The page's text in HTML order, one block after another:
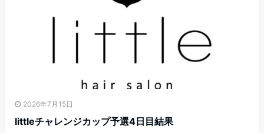
2026年7月15日
littleチャレンジカップ予選4日目結果